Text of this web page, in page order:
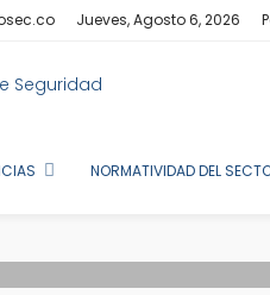
Jueves, Agosto 6, 2026
NORMATIVIDAD DEL